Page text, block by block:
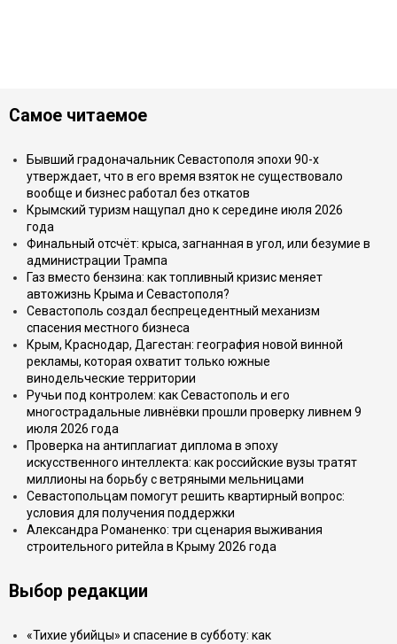
Самое читаемое
Бывший градоначальник Севастополя эпохи 90-х
утверждает, что в его время взяток не существовало
вообще и бизнес работал без откатов
Крымский туризм нащупал дно к середине июля 2026
года
Финальный отсчёт: крыса, загнанная в угол, или безумие в
администрации Трампа
Газ вместо бензина: как топливный кризис меняет
автожизнь Крыма и Севастополя?
Севастополь создал беспрецедентный механизм
спасения местного бизнеса
Крым, Краснодар, Дагестан: география новой винной
рекламы, которая охватит только южные
винодельческие территории
Ручьи под контролем: как Севастополь и его
многострадальные ливнёвки прошли проверку ливнем 9
июля 2026 года
Проверка на антиплагиат диплома в эпоху
искусственного интеллекта: как российские вузы тратят
миллионы на борьбу с ветряными мельницами
Севастопольцам помогут решить квартирный вопрос:
условия для получения поддержки
Александра Романенко: три сценария выживания
строительного ритейла в Крыму 2026 года
Выбор редакции
«Тихие убийцы» и спасение в субботу: как